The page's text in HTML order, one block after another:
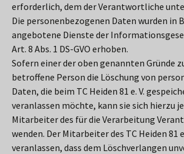
erforderlich, dem der Verantwortliche
Die personenbezogenen Daten wurden in
angebotene Dienste der
Art. 8 Abs. 1 DS-GVO erhoben.
Sofern einer der oben genannten Gründe
betroffene Person die Löschung von
Daten, die beim TC Heiden 81 e. V.
veranlassen möchte, kann sie sich hierzu
Mitarbeiter des für die Verarbeitung
wenden. Der Mitarbeiter des TC Heiden 81
veranlassen, dass dem Löschverlangen